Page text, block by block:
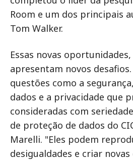
Room e um dos principais
Tom Walker.
Essas novas
apresentam novos
questões como a
dados e a privacidade que
consideradas com
de proteção de dados do
Marelli. "Eles podem
desigualdades e criar